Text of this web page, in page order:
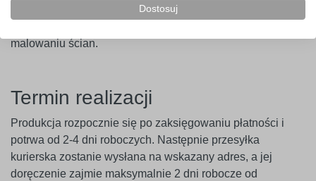
ponosi odpowiedzialności za nieprawidłowe zastosowanie
malowaniu ścian.
Termin realizacji
Produkcja rozpocznie się po zaksięgowaniu płatności i
potrwa od 2-4 dni roboczych. Następnie przesyłka
kurierska zostanie wysłana na wskazany adres, a jej
doręczenie zajmie maksymalnie 2 dni robocze od
Dostosuj